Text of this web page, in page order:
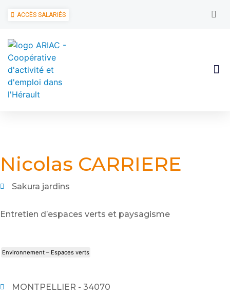
ACCÈS SALARIÉS
Nicolas CARRIERE
Sakura jardins
Entretien d’espaces verts et paysagisme
Environnement – Espaces verts
MONTPELLIER - 34070